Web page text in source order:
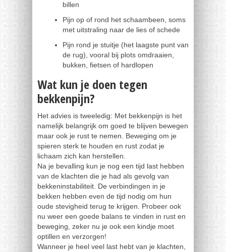
billen
Pijn op of rond het schaambeen, soms
met uitstraling naar de lies of schede
Pijn rond je stuitje (het laagste punt van
de rug), vooral bij plots omdraaien,
bukken, fietsen of hardlopen
Wat kun je doen tegen
bekkenpijn?
Het advies is tweeledig: Met bekkenpijn is het
namelijk belangrijk om goed te blijven bewegen
maar ook je rust te nemen. Beweging om je
spieren sterk te houden en rust zodat je
lichaam zich kan herstellen.
Na je bevalling kun je nog een tijd last hebben
van de klachten die je had als gevolg van
bekkeninstabiliteit. De verbindingen in je
bekken hebben even de tijd nodig om hun
oude stevigheid terug te krijgen. Probeer ook
nu weer een goede balans te vinden in rust en
beweging, zeker nu je ook een kindje moet
optillen en verzorgen!
Wanneer je heel veel last hebt van je klachten,